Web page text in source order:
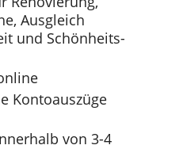
Ausgleich
und Schönheits-
Kontoauszüge
von 3-4